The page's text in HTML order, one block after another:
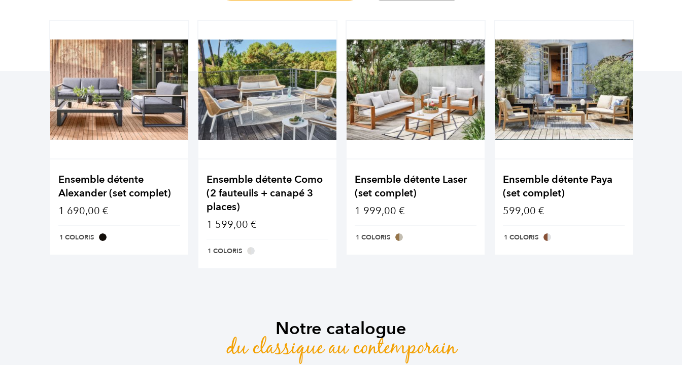
Ensemble détente
Alexander (set complet)
1 690,00 €
1 COLORIS
Ensemble détente Como
(2 fauteuils + canapé 3
places)
1 599,00 €
1 COLORIS
Ensemble détente Laser
(set complet)
1 999,00 €
1 COLORIS
Ensemble détente Paya
(set complet)
599,00 €
1 COLORIS
Notre catalogue
du classique au contemporain